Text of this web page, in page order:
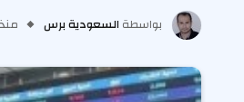
بواسطة السعودية برس منذ 3 أشهر